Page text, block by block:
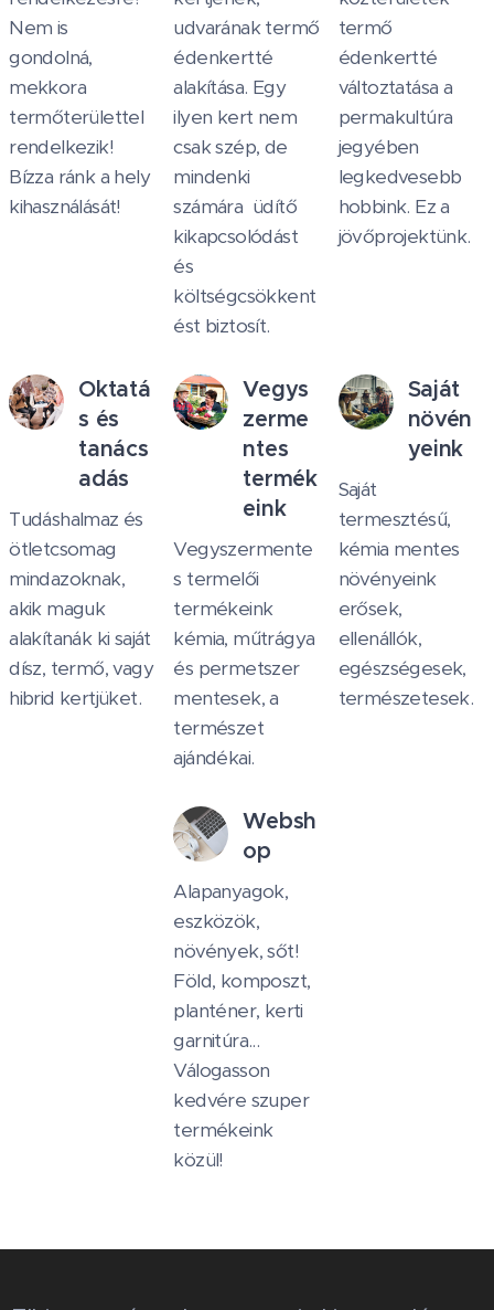
Nem is
gondolná,
mekkora
termőterülettel
rendelkezik!
Bízza ránk a hely
kihasználását!
udvarának termő
édenkertté
alakítása. Egy
ilyen kert nem
csak szép, de
mindenki
számára üdítő
kikapcsolódást
és
költségcsökkent
ést biztosít.
termő
édenkertté
változtatása a
permakultúra
jegyében
legkedvesebb
hobbink. Ez a
jövőprojektünk.
Oktatá
s és
tanács
adás
Tudáshalmaz és
ötletcsomag
mindazoknak,
akik maguk
alakítanák ki saját
dísz, termő, vagy
hibrid kertjüket.
Vegys
zerme
ntes
termék
eink
Vegyszermente
s termelői
termékeink
kémia, műtrágya
és permetszer
mentesek, a
természet
ajándékai.
Saját
növén
yeink
Saját
termesztésű,
kémia mentes
növényeink
erősek,
ellenállók,
egészségesek,
természetesek.
Websh
op
Alapanyagok,
eszközök,
növények, sőt!
Föld, komposzt,
planténer, kerti
garnitúra...
Válogasson
kedvére szuper
termékeink
közül!